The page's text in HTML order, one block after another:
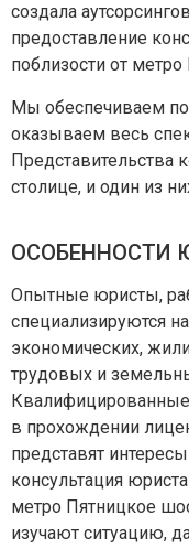
создала
предоставление
поблизости от
Мы обеспечиваем
оказываем весь
Представительства
столице, и один из
ОСОБЕННОСТИ
Опытные юристы,
специализируются
экономических,
трудовых и
Квалифицированные
в прохождении
представят
консультация
метро Пятницкое
изучают ситуацию,